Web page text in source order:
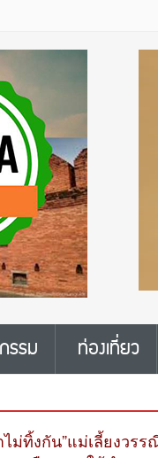
รรม ท่องเที่ยว
าไม่ทิ้งกัน”แม่เลี้ยงว